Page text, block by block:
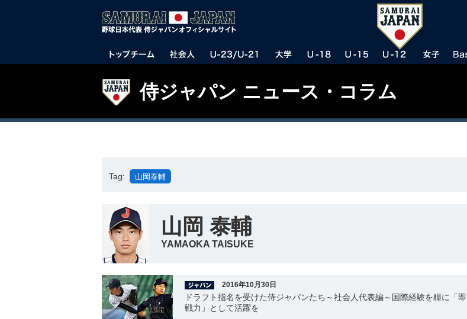
侍ジャパン ニュース・コラム
Tag: 山岡泰輔
山岡 泰輔
YAMAOKA TAISUKE
2016年10月30日
ドラフト指名を受けた侍ジャパンたち～社会人代表編～国際経験を糧に「即
戦力」として活躍を